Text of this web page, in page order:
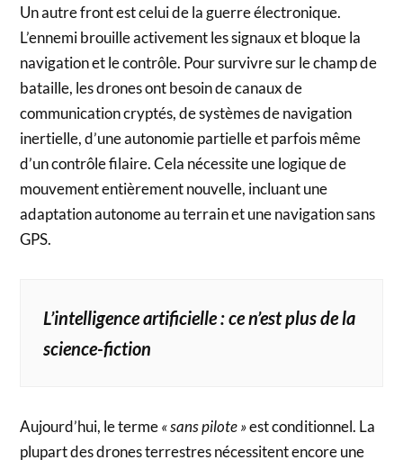
Un autre front est celui de la guerre électronique.
L’ennemi brouille activement les signaux et bloque la
navigation et le contrôle. Pour survivre sur le champ de
bataille, les drones ont besoin de canaux de
communication cryptés, de systèmes de navigation
inertielle, d’une autonomie partielle et parfois même
d’un contrôle filaire. Cela nécessite une logique de
mouvement entièrement nouvelle, incluant une
adaptation autonome au terrain et une navigation sans
GPS.
L’intelligence artificielle : ce n’est plus de la
science-fiction
Aujourd’hui, le terme« sans pilote »est conditionnel. La
plupart des drones terrestres nécessitent encore une